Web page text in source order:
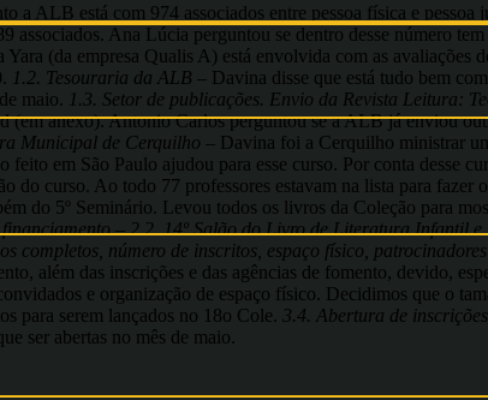
a ALB está com 974 associados entre pessoa física e
associados. Ana Lúcia perguntou se dentro desse número
(da empresa Qualis A) está envolvida com as
1.2. Tesouraria da ALB – Davina disse que está tudo bem
maio. 1.3. Setor de publicações. Envio da Revista Leitura:
anexo). Antonio Carlos perguntou se a ALB já enviou
Municipal de Cerquilho – Davina foi a Cerquilho ministrar
em São Paulo ajudou para esse curso. Por conta desse
do curso. Ao todo 77 professores estavam na lista para
do 5º Seminário. Levou todos os livros da Coleção para
– 2.2. 14º Salão do Livro de Literatura Infantil
número de inscritos, espaço físico,
além das inscrições e das agências de fomento, devido,
e organização de espaço físico. Decidimos que o
para serem lançados no 18o Cole. 3.4. Abertura de
ser abertas no mês de maio.